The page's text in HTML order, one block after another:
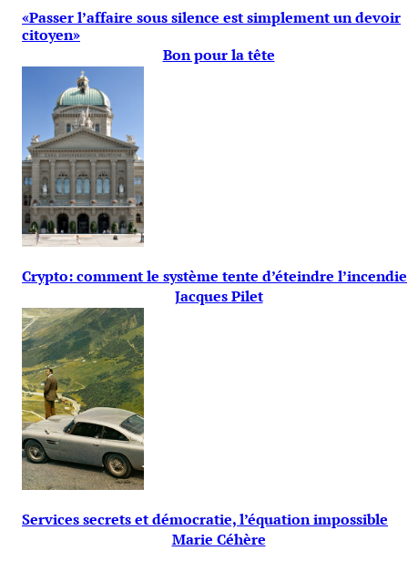
«Passer l’affaire sous silence est simplement un devoir
citoyen»
Bon pour la tête
Crypto: comment le système tente d’éteindre l’incendie
Jacques Pilet
Services secrets et démocratie, l’équation impossible
Marie Céhère